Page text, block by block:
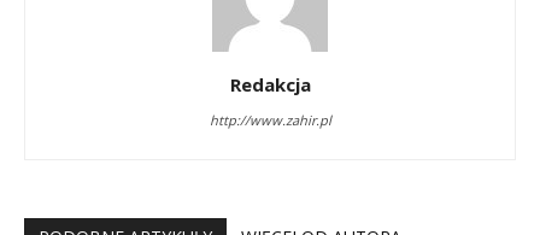
Redakcja
http://www.zahir.pl